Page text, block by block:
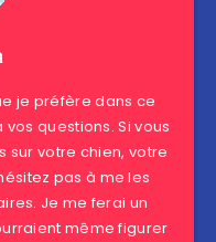
je préfère dans ce
questions. Si vous
sur votre chien, votre
pas à me les
Je me ferai un
même figurer